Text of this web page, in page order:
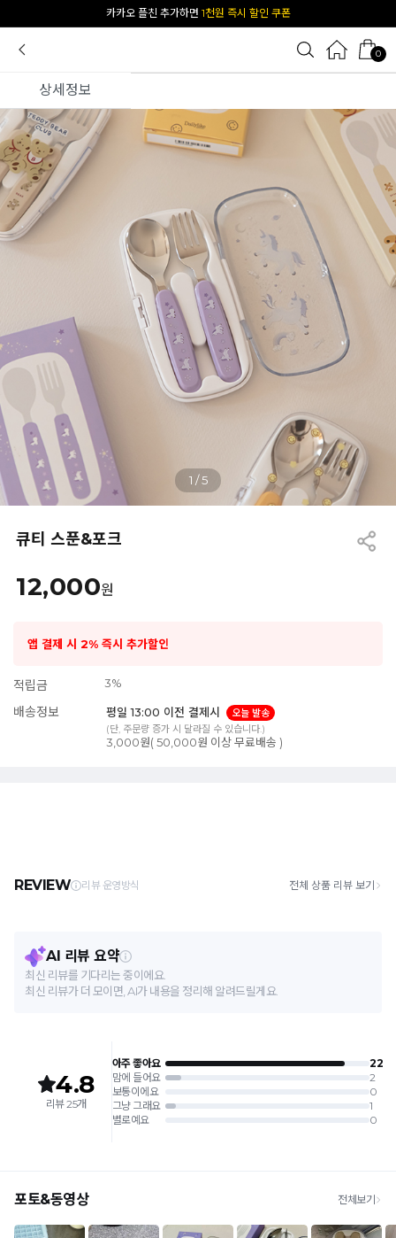
[공식몰 단독] 앱 다운받고2% 결제 할인 받기
0
상세정보
1 /5
큐티 스푼&포크
12,000원
앱 결제 시 2% 즉시 추가할인
적립금 3%
배송정보 평일 13:00 이전 결제시
오늘 발송
(단, 주문량 증가 시 달라질 수 있습니다.)
3,000원( 50,000원 이상 무료배송 )